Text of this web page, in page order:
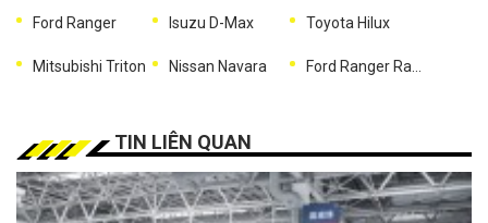
Ford Ranger Isuzu D-Max Toyota Hilux
Mitsubishi Triton Nissan Navara Ford Ranger Raptor
TIN LIÊN QUAN